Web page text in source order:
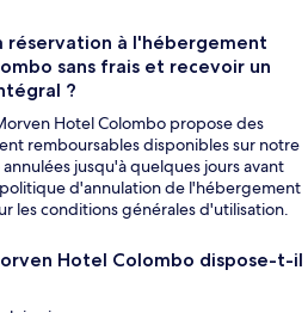
réservation à l'hébergement
sans frais et recevoir un
?
Hotel Colombo propose des
remboursables disponibles sur notre
jusqu'à quelques jours avant
politique d'annulation de l'hébergement
les conditions générales d'utilisation.
Hotel Colombo dispose-t-il